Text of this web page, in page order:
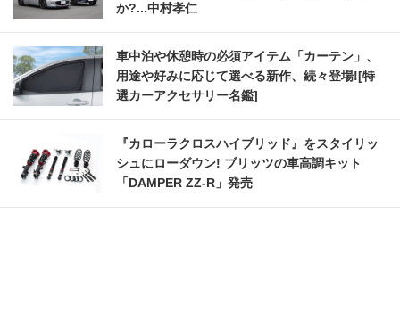
か?...中村孝仁
車中泊や休憩時の必須アイテム「カーテン」、
用途や好みに応じて選べる新作、続々登場![特
選カーアクセサリー名鑑]
『カローラクロスハイブリッド』をスタイリッ
シュにローダウン! ブリッツの車高調キット
「DAMPER ZZ-R」発売